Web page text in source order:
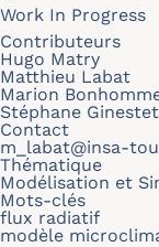
Work In Progress
Contributeurs
Hugo Matry
Matthieu Labat
Marion
Stéphane Ginestet
Contact
m_labat@insa-
Thématique
Modélisation et
Mots-clés
flux radiatif
modèle